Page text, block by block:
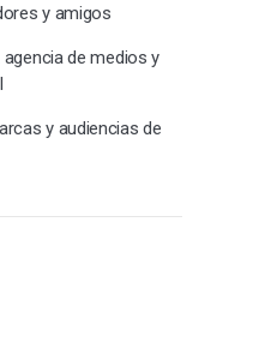
y amigos
agencia de medios y
y audiencias de